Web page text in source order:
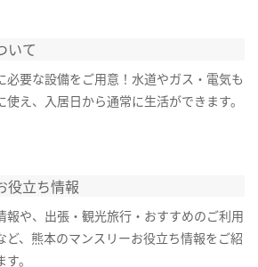
いて
必要な設備をご用意！水道やガス・電気も
使え、入居日から通常に生活ができます。
役立ち情報
報や、出張・観光旅行・おすすめのご利用
ど、熊本のマンスリーお役立ち情報をご紹
。